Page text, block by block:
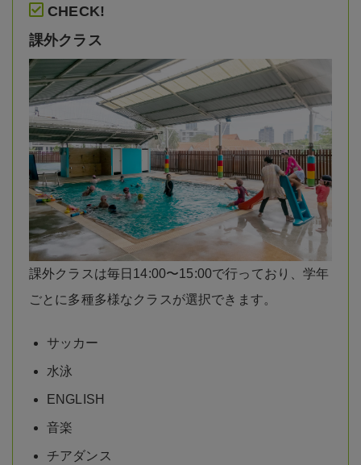
CHECK!
課外クラス
課外クラスは毎日14:00〜15:00で行っており、学年
ごとに多種多様なクラスが選択できます。
サッカー
水泳
ENGLISH
音楽
チアダンス